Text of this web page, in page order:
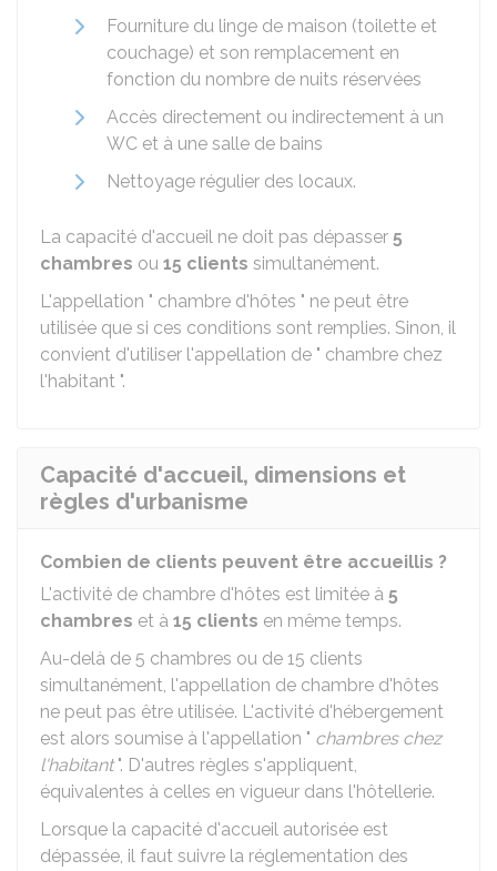
Fourniture du linge de maison (toilette et
couchage) et son remplacement en
fonction du nombre de nuits réservées
Accès directement ou indirectement à un
WC et à une salle de bains
Nettoyage régulier des locaux.
La capacité d'accueil ne doit pas dépasser 5
chambres ou 15 clients simultanément.
L'appellation " chambre d'hôtes " ne peut être
utilisée que si ces conditions sont remplies. Sinon, il
convient d'utiliser l'appellation de " chambre chez
l'habitant ".
Capacité d'accueil, dimensions et
règles d'urbanisme
Combien de clients peuvent être accueillis ?
L'activité de chambre d'hôtes est limitée à 5
chambres et à 15 clients en même temps.
Au-delà de 5 chambres ou de 15 clients
simultanément, l'appellation de chambre d'hôtes
ne peut pas être utilisée. L'activité d'hébergement
est alors soumise à l'appellation " chambres chez
l'habitant". D'autres règles s'appliquent,
équivalentes à celles en vigueur dans l'hôtellerie.
Lorsque la capacité d'accueil autorisée est
dépassée, il faut suivre la réglementation des